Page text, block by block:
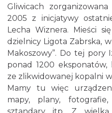
Gliwicach
2005 z inicjatywy
Lecha Wiznera. Mieści
dzielnicy Ligota Zabrska,
Makoszowy”. Do tej pory
ponad 1200
ze zlikwidowanej kopalni w
Mamy tu więc
mapy, plany,